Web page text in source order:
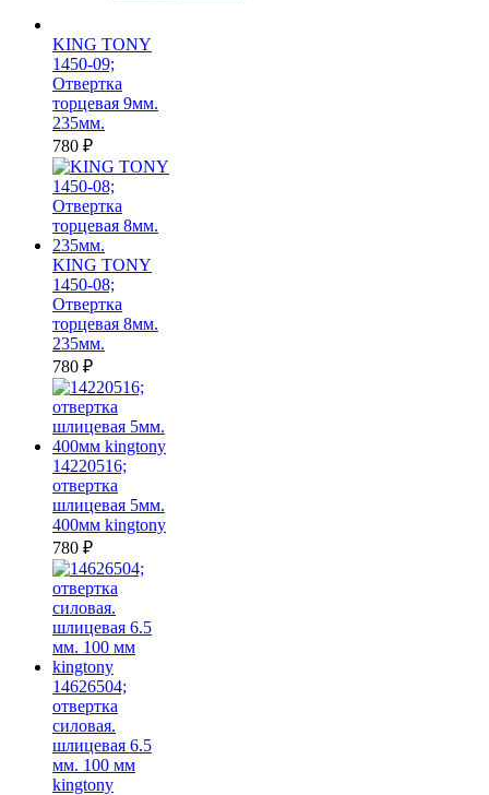
KING TONY
1450-09;
Отвертка
торцевая 9мм.
235мм.
780 ₽
KING TONY
1450-08;
Отвертка
торцевая 8мм.
235мм.
780 ₽
14220516;
отвертка
шлицевая 5мм.
400мм kingtony
780 ₽
14626504;
отвертка
силовая.
шлицевая 6.5
мм. 100 мм
kingtony